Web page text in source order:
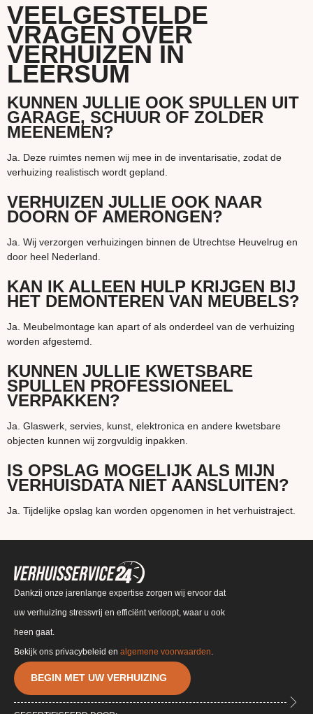
VEELGESTELDE
VRAGEN OVER
VERHUIZEN IN
LEERSUM
KUNNEN JULLIE OOK SPULLEN UIT
GARAGE, SCHUUR OF ZOLDER
MEENEMEN?
Ja. Deze ruimtes nemen wij mee in de inventarisatie, zodat de
verhuizing realistisch wordt gepland.
VERHUIZEN JULLIE OOK NAAR
DOORN OF AMERONGEN?
Ja. Wij verzorgen verhuizingen binnen de Utrechtse Heuvelrug en
door heel Nederland.
KAN IK ALLEEN HULP KRIJGEN BIJ
HET DEMONTEREN VAN MEUBELS?
Ja. Meubelmontage kan apart of als onderdeel van de verhuizing
worden afgestemd.
KUNNEN JULLIE KWETSBARE
SPULLEN PROFESSIONEEL
VERPAKKEN?
Ja. Glaswerk, servies, kunst, elektronica en andere kwetsbare
objecten kunnen wij zorgvuldig inpakken.
IS OPSLAG MOGELIJK ALS MIJN
VERHUISDATA NIET AANSLUITEN?
Ja. Tijdelijke opslag kan worden opgenomen in het verhuistraject.
Dankzij onze jarenlange expertise zorgen wij ervoor dat
uw verhuizing stressvrij en efficiënt verloopt, waar u ook
heen gaat.
BEGIN MET UW VERHUIZING
Bekijk ons privacybeleid en algemene voorwaarden.